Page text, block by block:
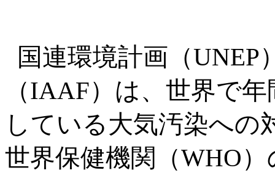
国連環境計画（UNEP
（IAAF）は、世界で
している大気汚染への
世界保健機関（WHO